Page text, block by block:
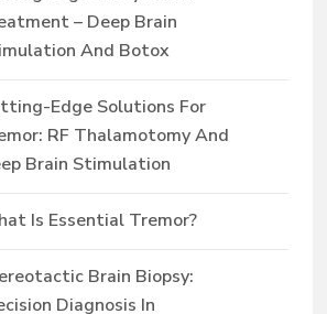
– Deep Brain
And Botox
Edge Solutions For
RF Thalamotomy And
Brain Stimulation
Is Essential Tremor?
Brain Biopsy:
Diagnosis In